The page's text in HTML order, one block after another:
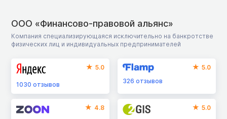
ООО «Финансово-правовой альянс»
Компания специализирующаяся исключительно на банкротстве
физических лиц и индивидуальных предпринимателей
5.0
1030 отзывов
5.0
326отзывов
4.8 5.0